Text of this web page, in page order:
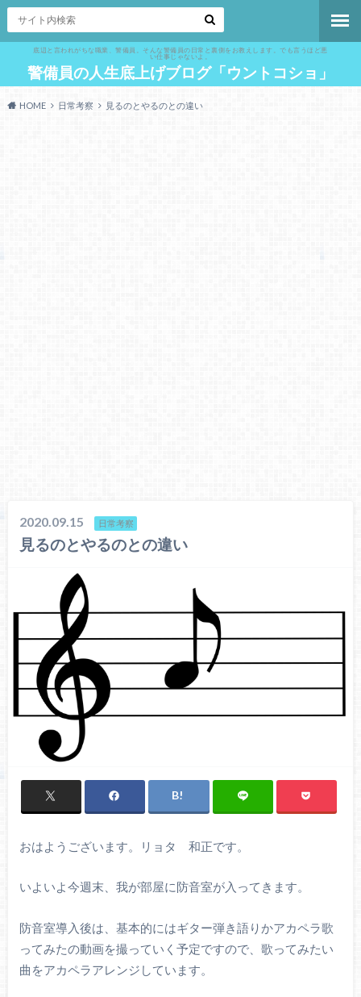
底辺と言われがちな職業、警備員。そんな警備員の日常と裏側をお教えします。でも言うほど悪
い仕事じゃないよ。
警備員の人生底上げブログ「ウントコショ」
HOME 日常考察 見るのとやるのとの違い
2020.09.15 日常考察
見るのとやるのとの違い
おはようございます。リョタ 和正です。
いよいよ今週末、我が部屋に防音室が入ってきます。
防音室導入後は、基本的にはギター弾き語りかアカペラ歌
ってみたの動画を撮っていく予定ですので、歌ってみたい
曲をアカペラアレンジしています。